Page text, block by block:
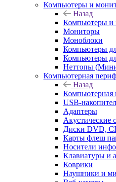
Компьютеры и
Назад
Компьютеры и
Мониторы
Моноблоки
Компьютеры
Компьютеры
Неттопы
Компьютерная
Назад
Компьютерная
USB-
Адаптеры
Акустические
Диски DVD,
Карты флеш
Носители
Клавиатуры и
Коврики
Наушники и